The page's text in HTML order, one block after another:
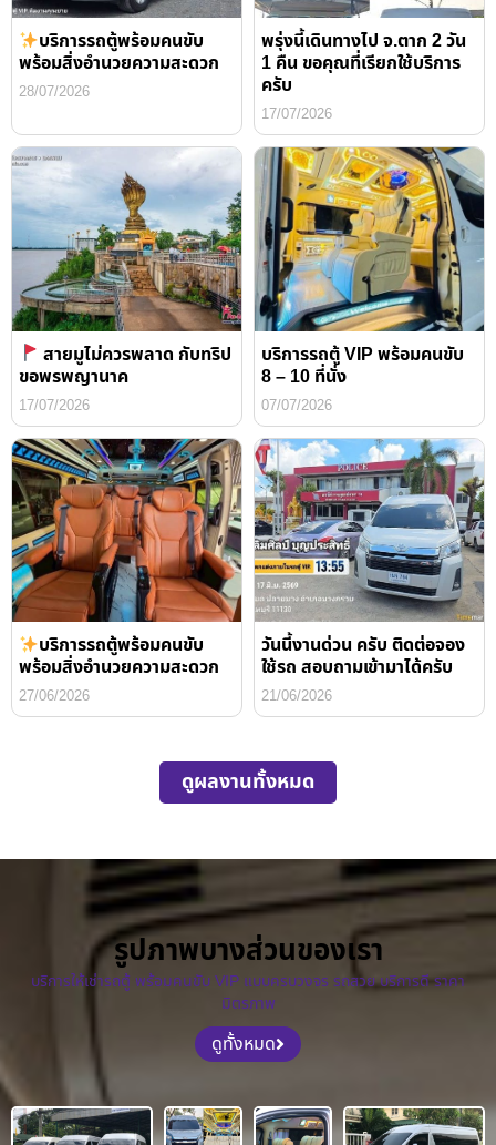
บริการรถตู้พร้อมคนขับ
พร้อมสิ่งอำนวยความสะดวก
28/07/2026
พรุ่งนี้เดินทางไป จ.ตาก 2 วัน
1 คืน ขอคุณที่เรียกใช้บริการ
ครับ
17/07/2026
สายมูไม่ควรพลาด กับทริป
ขอพรพญานาค
17/07/2026
บริการรถตู้ VIP พร้อมคนขับ
8 – 10 ที่นั่ง
07/07/2026
บริการรถตู้พร้อมคนขับ
พร้อมสิ่งอำนวยความสะดวก
27/06/2026
วันนี้งานด่วน ครับ ติดต่อจอง
ใช้รถ สอบถามเข้ามาได้ครับ
21/06/2026
ดูผลงานทั้งหมด
รูปภาพบางส่วนของเรา
บริการให้เช่ารถตู้ พร้อมคนขับ VIP แบบครบวงจร รถสวย บริการดี ราคา
มิตรภาพ
ดูทั้งหมด